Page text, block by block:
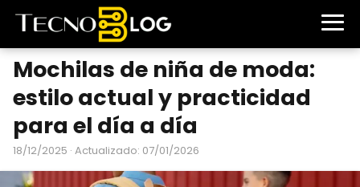
Mochilas de niña de moda:
estilo actual y practicidad
para el día a día
18/12/2025 · Actualizado: 07/01/2026